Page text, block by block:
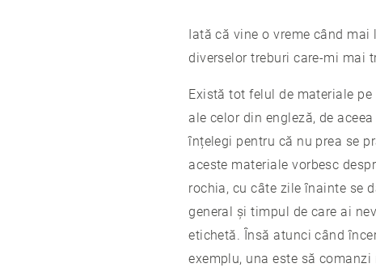
Iată că vine o vreme când
diverselor treburi care-mi mai
Există tot felul de materiale
ale celor din engleză, de
înțelegi pentru că nu prea se
aceste materiale vorbesc
rochia, cu câte zile înainte se
general și timpul de care ai
etichetă. Însă atunci când
exemplu, una este să